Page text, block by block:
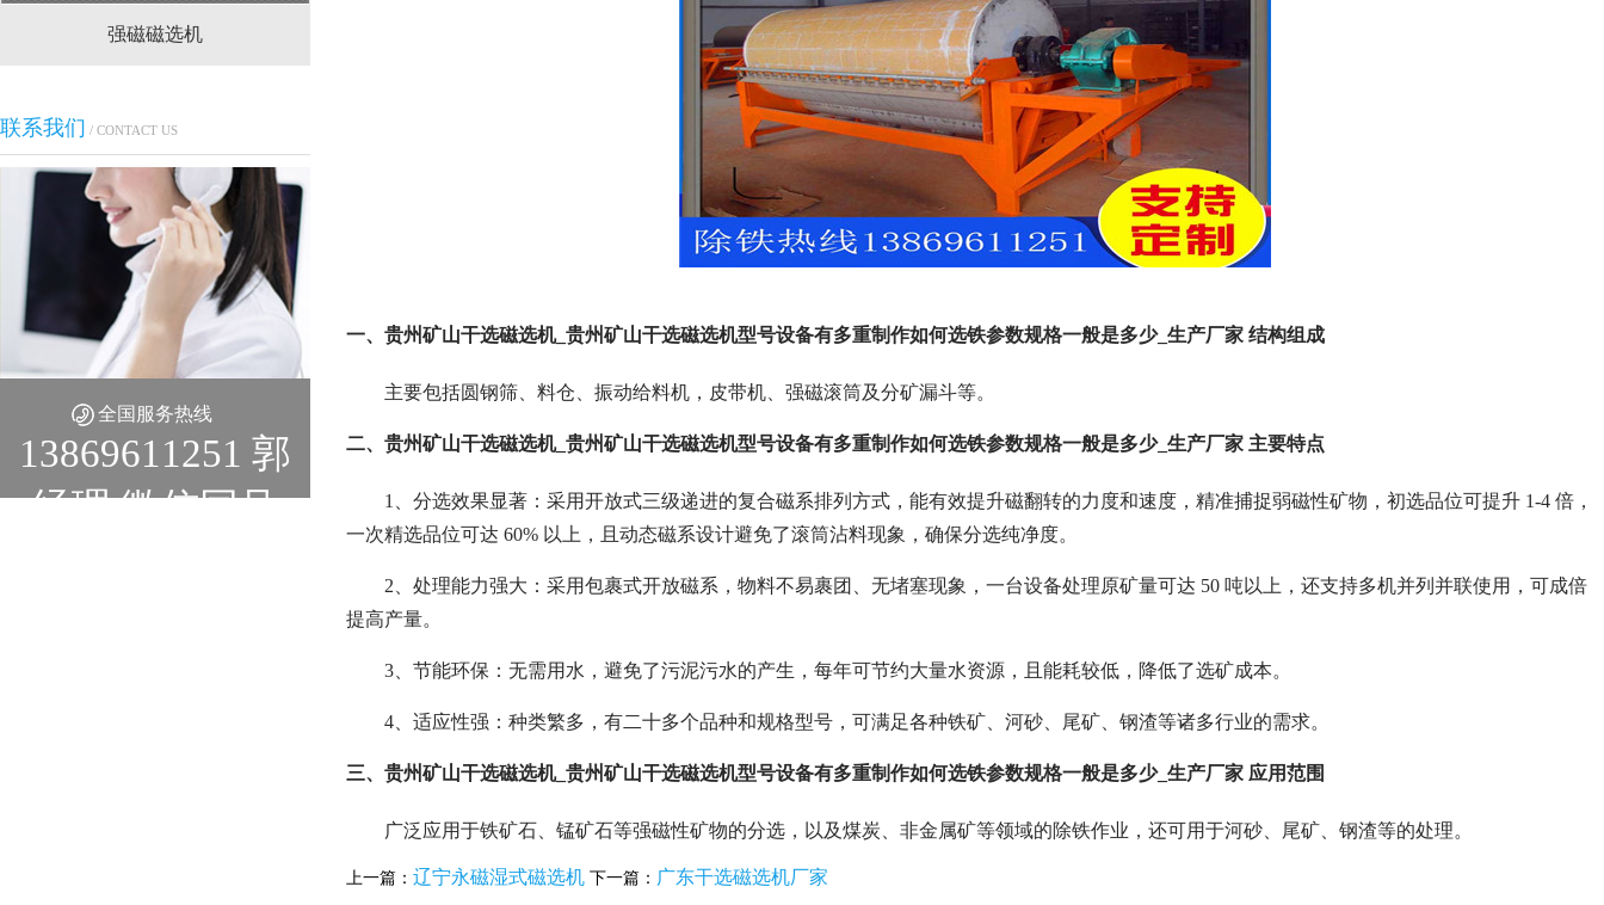
强磁磁选机 稀土永磁辊式强磁选机 RCT系列全磁永磁滚筒
联系我们 / CONTACT US
全国服务热线
13869611251 郭
经理 微信同号
一、贵州矿山干选磁选机_贵州矿山干选磁选机型号设备有多重制作如何选铁参数规格一般是多少_生产厂家 结构组成
主要包括圆钢筛、料仓、振动给料机，皮带机、强磁滚筒及分矿漏斗等。
二、贵州矿山干选磁选机_贵州矿山干选磁选机型号设备有多重制作如何选铁参数规格一般是多少_生产厂家 主要特点
1、分选效果显著：采用开放式三级递进的复合磁系排列方式，能有效提升磁翻转的力度和速度，精准捕捉弱磁性矿物，初选品位可提升 1-4 倍，
一次精选品位可达 60% 以上，且动态磁系设计避免了滚筒沾料现象，确保分选纯净度。
2、处理能力强大：采用包裹式开放磁系，物料不易裹团、无堵塞现象，一台设备处理原矿量可达 50 吨以上，还支持多机并列并联使用，可成倍
提高产量。
3、节能环保：无需用水，避免了污泥污水的产生，每年可节约大量水资源，且能耗较低，降低了选矿成本。
4、适应性强：种类繁多，有二十多个品种和规格型号，可满足各种铁矿、河砂、尾矿、钢渣等诸多行业的需求。
三、贵州矿山干选磁选机_贵州矿山干选磁选机型号设备有多重制作如何选铁参数规格一般是多少_生产厂家 应用范围
广泛应用于铁矿石、锰矿石等强磁性矿物的分选，以及煤炭、非金属矿等领域的除铁作业，还可用于河砂、尾矿、钢渣等的处理。
上一篇： 辽宁永磁湿式磁选机 下一篇： 广东干选磁选机厂家